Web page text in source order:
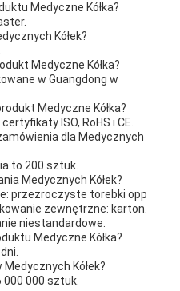
Medyczne Kółka?
Kółek?
Medyczne Kółka?
w Guangdong w
Medyczne Kółka?
ISO, RoHS i CE.
dla Medycznych
to 200 sztuk.
Medycznych Kółek?
przezroczyste torebki opp
zewnętrzne: karton.
niestandardowe.
Medyczne Kółka?
Kółek?
000 000 sztuk.